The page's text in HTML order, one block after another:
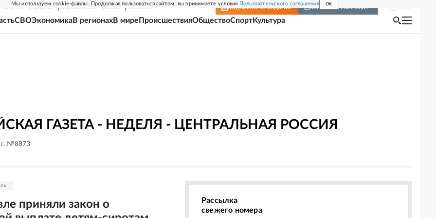
Мы используем cookie-файлы. Продолжая пользоваться сайтом, вы принимаете условия Пользовательского соглашения OK
НЕДЕЛЯ РОДИНА ПРИЛОЖЕНИЯ СОЮЗ НОВОСТИ ПОДПИСКА НА ИЗДАНИЕ ВКЛЮЧИТЬ РАССЫЛКУ
СВОЭкономикаВ регионахВ мире ПроисшествияОбществоСпортКультура
ГАЗЕТА - НЕДЕЛЯ - ЦЕНТРАЛЬНАЯ РОССИЯ
г. №8873
приняли закон о
Рассылка
свежего номера